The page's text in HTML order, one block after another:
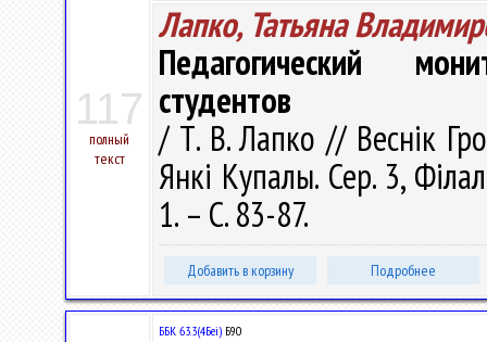
117
полный
текст
Лапко, Татьяна
Педагогический
студентов
/ Т. В. Лапко // Веснік
Янкі Купалы. Сер. 3,
1. – С. 83-87.
Добавить в корзину Подробнее
ББК 63.3(4Беі) Б90